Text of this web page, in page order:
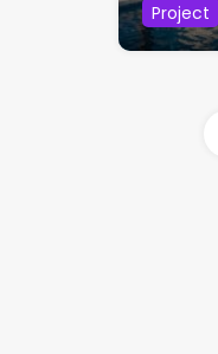
Project